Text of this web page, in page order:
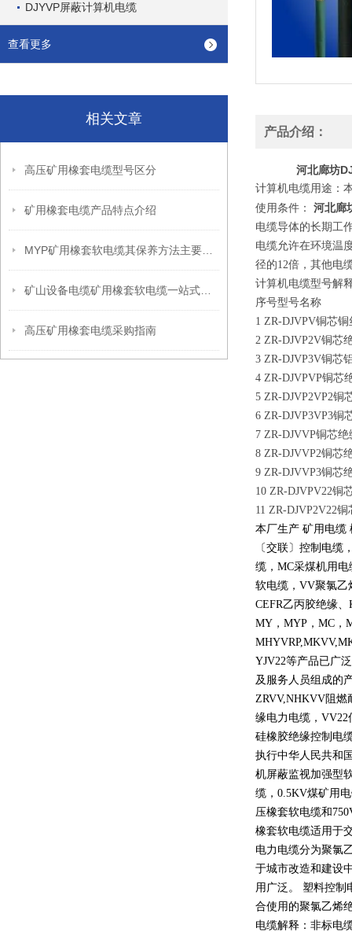
DJYVP屏蔽计算机电缆
查看更多
相关文章
高压矿用橡套电缆型号区分
矿用橡套电缆产品特点介绍
高压矿用橡套电缆采购指南
产品介绍：
河北廊坊
计算机电缆用途：
使用条件： 河北廊
电缆导体的长期工
电缆允许在环境温
径的12倍，其他电
计算机电缆型号解
序号型号名称
1 ZR-DJVPV铜芯
2 ZR-DJVP2V铜芯
3 ZR-DJVP3V铜芯
4 ZR-DJVPVP铜芯
5 ZR-DJVP2VP2铜
6 ZR-DJVP3VP3铜
7 ZR-DJVVP铜芯
8 ZR-DJVVP2铜芯
9 ZR-DJVVP3铜芯
10 ZR-DJVPV22铜
11 ZR-DJVP2V22
本厂生产 矿用电缆
〔交联〕控制电缆
缆， MC采煤机用电
软电缆， VV聚氯乙
CEFR乙丙胶绝缘、
MY ， MYP ， MC ，
YJV22等产品已广
及服务人员组成的
ZRVV,NHKVV阻燃
缘电力电缆， VV22
硅橡胶绝缘控制电
执行中华人民共和
机屏蔽监视加强型
缆， 0.5KV煤矿用
压橡套软电缆和
橡套软电缆适用于
电力电缆分为聚氯
于城市改造和建设
用广泛。 塑料控制
合使用的聚氯乙烯
电缆解释：非标电